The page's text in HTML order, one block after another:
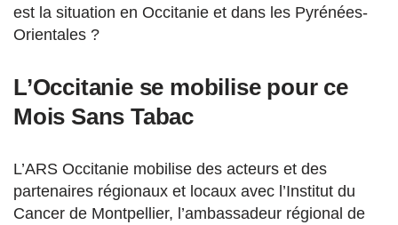
est la situation en Occitanie et dans les Pyrénées-
Orientales ?
L’Occitanie se mobilise pour ce
Mois Sans Tabac
L’ARS Occitanie mobilise des acteurs et des
partenaires régionaux et locaux avec l’Institut du
Cancer de Montpellier, l’ambassadeur régional de